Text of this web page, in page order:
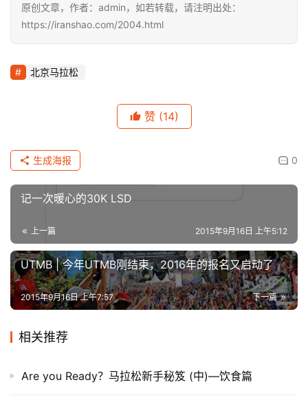
原创文章，作者：admin，如若转载，请注明出处：
https://iranshao.com/2004.html
北京马拉松
赞 (14)
0
生成海报
记一次暖心的30K LSD
上一篇 2015年9月16日 上午5:12
UTMB | 今年UTMB刚结束，2016年的报名又启动了
下一篇
2015年9月16日 上午7:57
相关推荐
Are you Ready？马拉松新手秘笈 (中)—饮食篇